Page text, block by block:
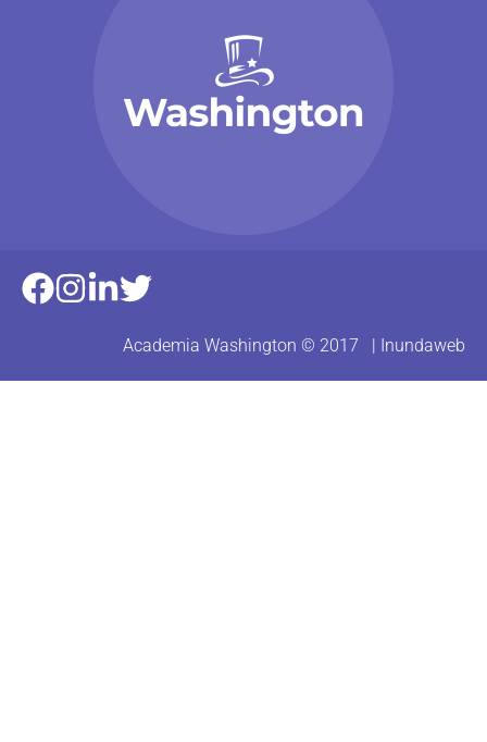
Academia Washington © 2017 | Inundaweb